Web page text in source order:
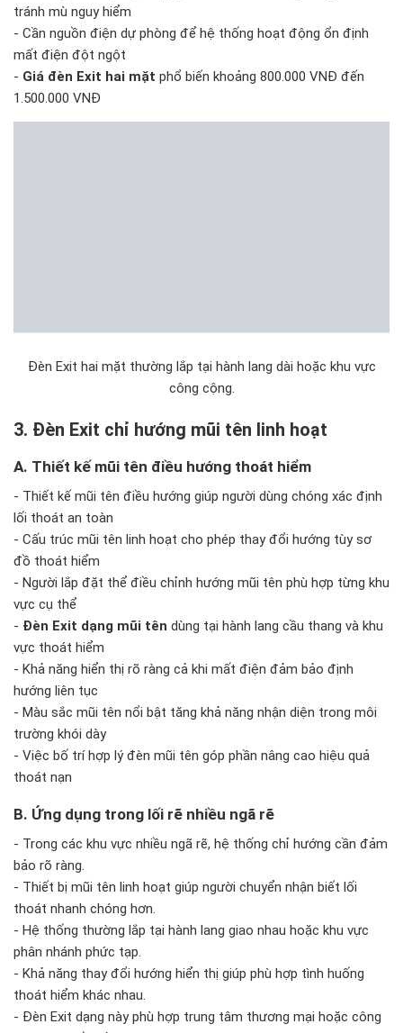
tránh mù nguy hiểm
- Cần nguồn điện dự phòng để hệ thống hoạt động ổn định
mất điện đột ngột
- Giá đèn Exit hai mặt phổ biến khoảng 800.000 VNĐ đến
1.500.000 VNĐ
Đèn Exit hai mặt thường lắp tại hành lang dài hoặc khu vực
công cộng.
3. Đèn Exit chỉ hướng mũi tên linh hoạt
A. Thiết kế mũi tên điều hướng thoát hiểm
- Thiết kế mũi tên điều hướng giúp người dùng chóng xác định
lối thoát an toàn
- Cấu trúc mũi tên linh hoạt cho phép thay đổi hướng tùy sơ
đồ thoát hiểm
- Người lắp đặt thể điều chỉnh hướng mũi tên phù hợp từng khu
vực cụ thể
- Đèn Exit dạng mũi tên dùng tại hành lang cầu thang và khu
vực thoát hiểm
- Khả năng hiển thị rõ ràng cả khi mất điện đảm bảo định
hướng liên tục
- Màu sắc mũi tên nổi bật tăng khả năng nhận diện trong môi
trường khói dày
- Việc bố trí hợp lý đèn mũi tên góp phần nâng cao hiệu quả
thoát nạn
B. Ứng dụng trong lối rẽ nhiều ngã rẽ
- Trong các khu vực nhiều ngã rẽ, hệ thống chỉ hướng cần đảm
bảo rõ ràng.
- Thiết bị mũi tên linh hoạt giúp người chuyển nhận biết lối
thoát nhanh chóng hơn.
- Hệ thống thường lắp tại hành lang giao nhau hoặc khu vực
phân nhánh phức tạp.
- Khả năng thay đổi hướng hiển thị giúp phù hợp tình huống
thoát hiểm khác nhau.
- Đèn Exit dạng này phù hợp trung tâm thương mại hoặc công